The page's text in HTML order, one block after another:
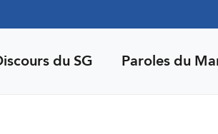
du SG Paroles du